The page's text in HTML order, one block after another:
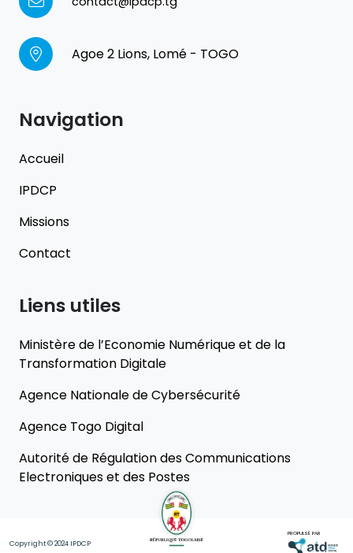
Agoe 2 Lions, Lomé - TOGO
Navigation
Accueil
IPDCP
Missions
Contact
Liens utiles
Ministère de l’Economie Numérique et de la
Transformation Digitale
Agence Nationale de Cybersécurité
Agence Togo Digital
Autorité de Régulation des Communications
Electroniques et des Postes
Copyright © 2024 IPDCP
PROPULSÉ PAR